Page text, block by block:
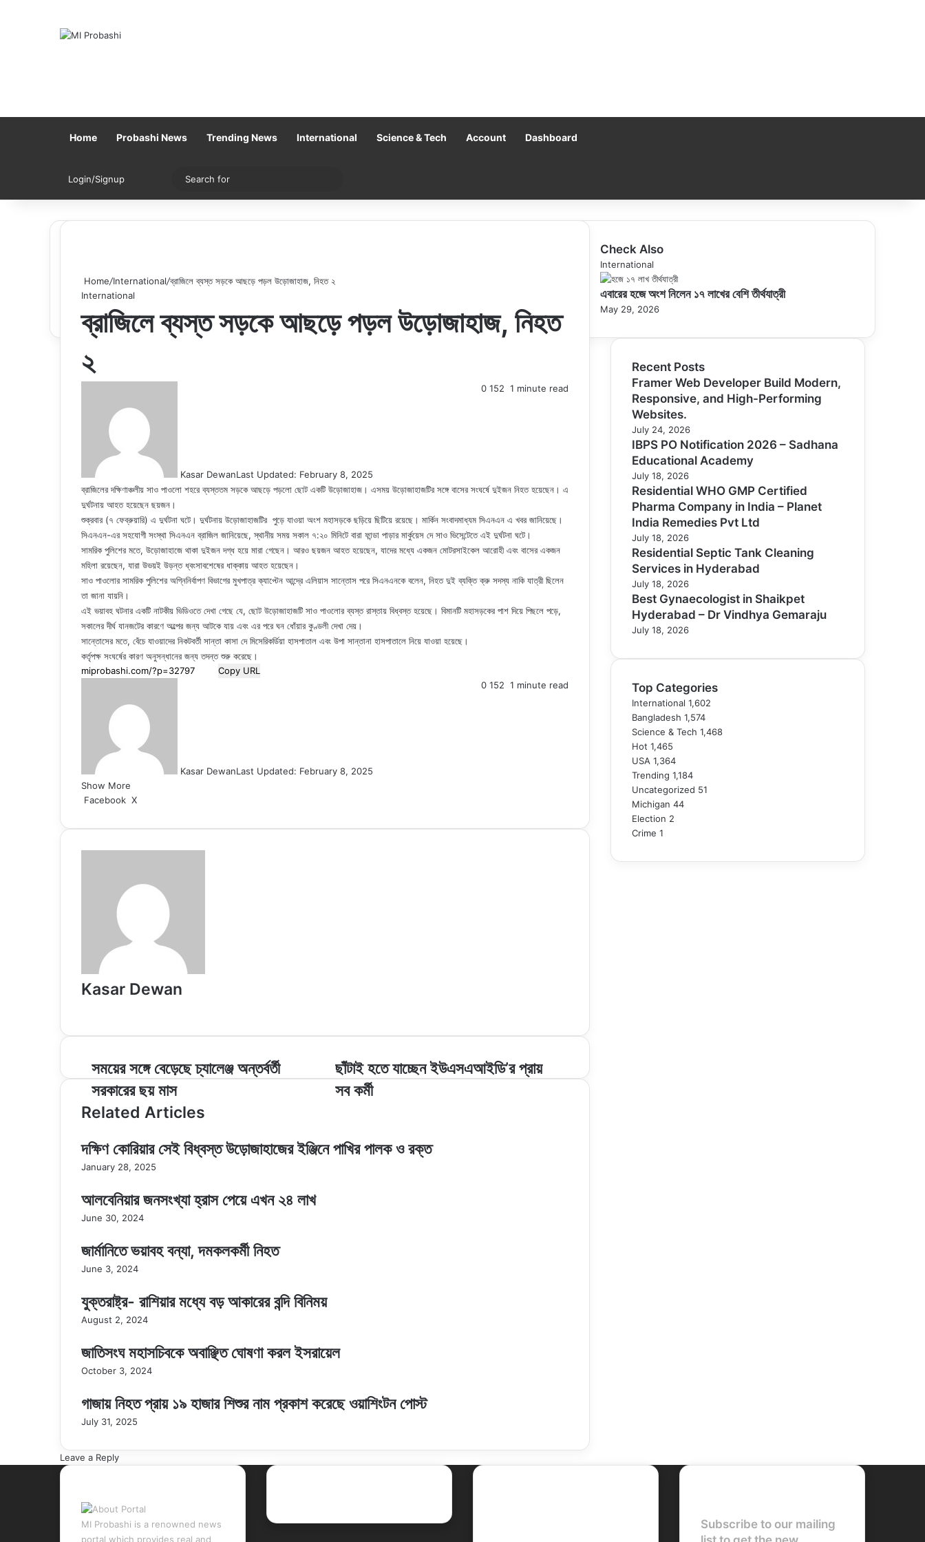
Home Probashi News Trending News International Science & Tech Account Dashboard
Login/Signup Switch skin
for
Home/International/ব্রাজিলে ব্যস্ত সড়কে আছড়ে পড়ল উড়োজাহাজ, নিহত ২
International
ব্রাজিলে ব্যস্ত সড়কে আছড়ে পড়ল উড়োজাহাজ, নিহত
২
Kasar DewanLast Updated: February 8, 2025
0 152 1 minute read
ব্রাজিলের দক্ষিণাঞ্চলীয় সাও পাওলো শহরে ব্যস্ততম সড়কে আছড়ে পড়লো ছোট একটি উড়োজাহাজ। এসময় উড়োজাহাজটির সঙ্গে বাসের সংঘর্ষে দুইজন নিহত হয়েছেন। এ
দুর্ঘটনায় আহত হয়েছেন ছয়জন।
শুক্রবার (৭ ফেব্রুয়ারি) এ দুর্ঘটনা ঘটে। দুর্ঘটনায় উড়োজাহাজটির পুড়ে যাওয়া অংশ মহাসড়কে ছড়িয়ে ছিটিয়ে রয়েছে। মার্কিন সংবাদমাধ্যম সিএনএন এ খবর জানিয়েছে।
সিএনএন-এর সহযোগী সংস্থা সিএনএন ব্রাজিল জানিয়েছে, স্থানীয় সময় সকাল ৭:২০ মিনিটে বারা ফান্ডা পাড়ার মার্কুয়েস দে সাও ভিসেন্টেতে এই দুর্ঘটনা ঘটে।
সামরিক পুলিশের মতে, উড়োজাহাজে থাকা দুইজন দগ্ধ হয়ে মারা গেছেন। আরও ছয়জন আহত হয়েছেন, যাদের মধ্যে একজন মোটরসাইকেল আরোহী এবং বাসের একজন
মহিলা রয়েছেন, যারা উভয়ই উড়ন্ত ধ্বংসাবশেষের ধাক্কায় আহত হয়েছেন।
সাও পাওলোর সামরিক পুলিশের অগ্নিনির্বাপণ বিভাগের মুখপাত্র ক্যাপ্টেন আন্দ্রে এলিয়াস সান্তোস পরে সিএনএনকে বলেন, নিহত দুই ব্যক্তি ক্রু সদস্য নাকি যাত্রী ছিলেন
তা জানা যায়নি।
এই ভয়াবহ ঘটনার একটি নাটকীয় ভিডিওতে দেখা গেছে যে, ছোট উড়োজাহাজটি সাও পাওলোর ব্যস্ত রাস্তায় বিধ্বস্ত হয়েছে। বিমানটি মহাসড়কের পাশ দিয়ে পিছলে পড়ে,
সকালের দীর্ঘ যানজটের কারণে অল্পের জন্য আটকে যায় এবং এর পরে ঘন ধোঁয়ার কুণ্ডলী দেখা দেয়।
সান্তোসের মতে, বেঁচে যাওয়াদের নিকটবর্তী সান্তা কাসা দে মিসেরিকর্ডিয়া হাসপাতাল এবং উপা সান্তানা হাসপাতালে নিয়ে যাওয়া হয়েছে।
কর্তৃপক্ষ সংঘর্ষের কারণ অনুসন্ধানের জন্য তদন্ত শুরু করেছে।
Copy URL
Kasar DewanLast Updated: February 8, 2025
0 152 1 minute read
Show More
Facebook X
Email
Kasar Dewan
সময়ের
সঙ্গে
বেড়েছে
চ্যালেঞ্জ
অন্তর্বর্তী
ছয়
মাস
সময়ের সঙ্গে বেড়েছে চ্যালেঞ্জ অন্তর্বর্তী
সরকারের ছয় মাস
ছাঁটাই
হতে
যাচ্ছেন
কর্মী
ছাঁটাই হতে যাচ্ছেন ইউএসএআইডি’র প্রায়
সব কর্মী
Related Articles
দক্ষিণ কোরিয়ার সেই বিধ্বস্ত উড়োজাহাজের ইঞ্জিনে পাখির পালক ও রক্ত
January 28, 2025
আলবেনিয়ার জনসংখ্যা হ্রাস পেয়ে এখন ২৪ লাখ
June 30, 2024
জার্মানিতে ভয়াবহ বন্যা, দমকলকর্মী নিহত
June 3, 2024
যুক্তরাষ্ট্র- রাশিয়ার মধ্যে বড় আকারের বন্দি বিনিময়
August 2, 2024
জাতিসংঘ মহাসচিবকে অবাঞ্ছিত ঘোষণা করল ইসরায়েল
October 3, 2024
গাজায় নিহত প্রায় ১৯ হাজার শিশুর নাম প্রকাশ করেছে ওয়াশিংটন পোস্ট
July 31, 2025
Leave a Reply
Check Also
Close
International
এবারের হজে অংশ নিলেন ১৭ লাখের বেশি তীর্থযাত্রী
May 29, 2026
Recent Posts
Framer Web Developer Build Modern,
Responsive, and High-Performing
Websites.
July 24, 2026
IBPS PO Notification 2026 – Sadhana
Educational Academy
July 18, 2026
Residential WHO GMP Certified
Pharma Company in India – Planet
India Remedies Pvt Ltd
July 18, 2026
Residential Septic Tank Cleaning
Services in Hyderabad
July 18, 2026
Best Gynaecologist in Shaikpet
Hyderabad – Dr Vindhya Gemaraju
July 18, 2026
Top Categories
International 1,602
Bangladesh 1,574
Science & Tech 1,468
Hot 1,465
USA 1,364
Trending 1,184
Uncategorized 51
Michigan 44
Election 2
Crime 1
MI Probashi is a renowned news
portal which provides real and
Subscribe to our mailing